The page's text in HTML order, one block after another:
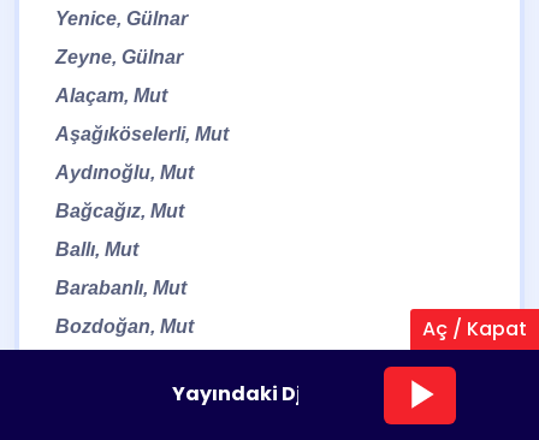
Yenice, Gülnar
Zeyne, Gülnar
Alaçam, Mut
Aşağıköselerli, Mut
Aydınoğlu, Mut
Bağcağız, Mut
Ballı, Mut
Barabanlı, Mut
Bozdoğan, Mut
Çağlayangedik, Mut
Aç / Kapat
Yayındaki Dj:No DJ & Çalan Parça: